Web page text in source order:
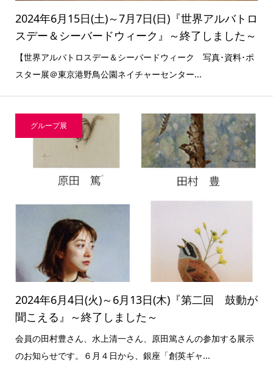
2024年6月15日(土)～7月7日(日)『世界アルバトロ
スデー＆シーバードウィーク』～終了しました～
【世界アルバトロスデー＆シーバードウィーク 写真･資料･ポ
スター展＠東京港野鳥公園ネイチャーセンター...
グループ展
2024年6月4日(火)～6月13日(木)『第二回 鼓動が
聞こえる』～終了しました～
会員の田村豊さん、水上清一さん、原田篤さんの参加する展示
のお知らせです。６月４日から、銀座「創英ギャ...